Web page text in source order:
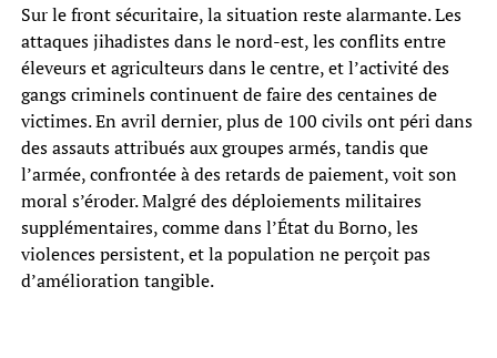
Sur le front sécuritaire, la situation reste alarmante. Les
attaques jihadistes dans le nord-est, les conflits entre
éleveurs et agriculteurs dans le centre, et l’activité des
gangs criminels continuent de faire des centaines de
victimes. En avril dernier, plus de 100 civils ont péri dans
des assauts attribués aux groupes armés, tandis que
l’armée, confrontée à des retards de paiement, voit son
moral s’éroder. Malgré des déploiements militaires
supplémentaires, comme dans l’État du Borno, les
violences persistent, et la population ne perçoit pas
d’amélioration tangible.